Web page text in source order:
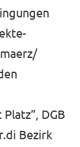
DGB
Bezirk